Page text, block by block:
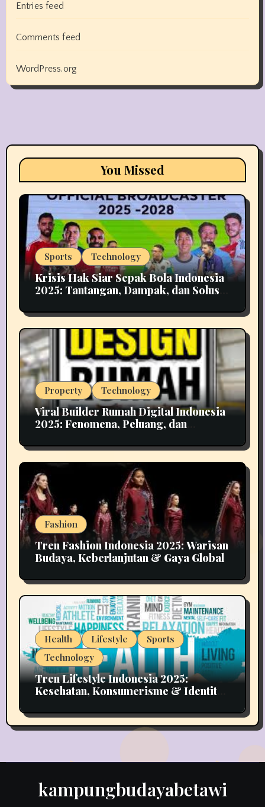
Entries feed
Comments feed
WordPress.org
You Missed
Sports Technology
Krisis Hak Siar Sepak Bola Indonesia
2025: Tantangan, Dampak, dan Solusi
Property Technology
Viral Builder Rumah Digital Indonesia
2025: Fenomena, Peluang, dan
Fashion
Tren Fashion Indonesia 2025: Warisan
Budaya, Keberlanjutan & Gaya Global
Health Lifestyle
Sports
Technology
Tren Lifestyle Indonesia 2025:
Kesehatan, Konsumerisme & Identitas
kampungbudayabetawi